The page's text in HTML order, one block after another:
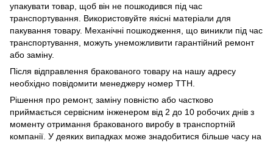
упакувати товар, щоб він не пошкодився під час
транспортування. Використовуйте якісні матеріали для
пакування товару. Механічні пошкодження, що виникли під час
транспортування, можуть унеможливити гарантійний ремонт
або заміну.
Після відправлення бракованого товару на нашу адресу
необхідно повідомити менеджеру номер ТТН.
Рішення про ремонт, заміну повністю або частково
приймається сервісним інженером від 2 до 10 робочих днів з
моменту отримання бракованого виробу в транспортній
компанії. У деяких випадках може знадобитися більше часу на